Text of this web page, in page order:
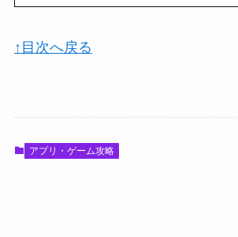
↑目次へ戻る
アプリ・ゲーム攻略